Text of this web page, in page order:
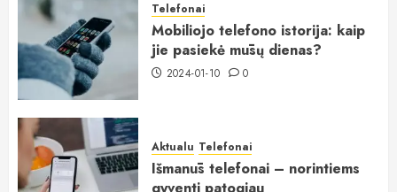
Telefonai
Mobiliojo telefono istorija: kaip
jie pasiekė mūsų dienas?
2024-01-10 0
Aktualu Telefonai
Išmanūs telefonai – norintiems